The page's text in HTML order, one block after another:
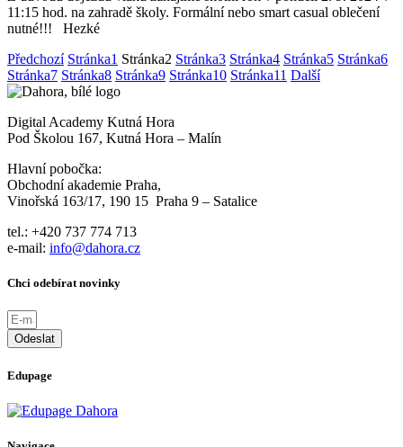
11:15 hod. na zahradě školy. Formální nebo smart casual oblečení
nutné!!! Hezké
Předchozí Stránka1 Stránka2 Stránka3 Stránka4 Stránka5 Stránka6
Stránka7 Stránka8 Stránka9 Stránka10 Stránka11 Další
Digital Academy Kutná Hora
Pod Školou 167, Kutná Hora – Malín
Hlavní pobočka:
Obchodní akademie Praha,
Vinořská 163/17, 190 15 Praha 9 – Satalice
tel.: +420 737 774 713
e-mail: info@dahora.cz
Chci odebírat novinky
Odeslat
Edupage